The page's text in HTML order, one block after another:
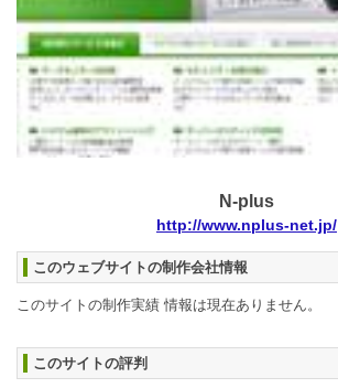
N-plus
http://www.nplus-net.jp/
このウェブサイトの制作会社情報
このサイトの制作実績 情報は現在ありません。
このサイトの評判